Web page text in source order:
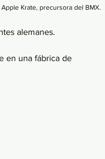
Krate, precursora del BMX.
alemanes.
en una fábrica de